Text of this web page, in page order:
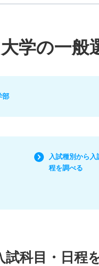
学の一般
部
入試種別から入
程を調べる
試科目・日程